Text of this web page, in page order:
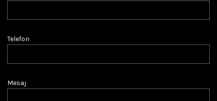
Telefon
Mesaj